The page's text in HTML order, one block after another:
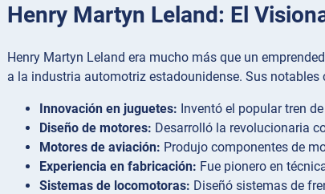
Henry Martyn Leland: El
Henry Martyn Leland era mucho más que un
a la industria automotriz estadounidense. Sus notables
Innovación en juguetes: Inventó el popular tren
Diseño de motores: Desarrolló la revolucionaria
Motores de aviación: Produjo componentes de
Experiencia en fabricación: Fue pionero en
Sistemas de locomotoras: Diseñó sistemas de